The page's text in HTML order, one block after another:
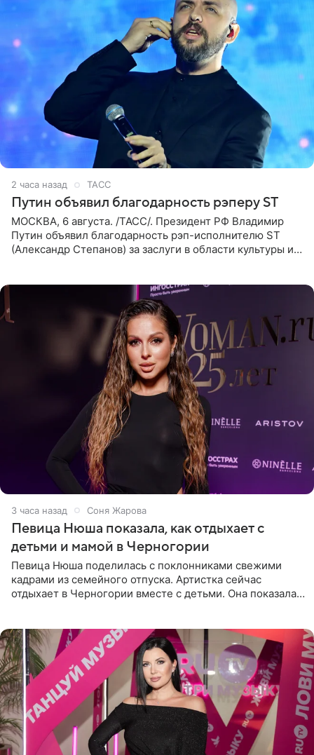
2 часа назад ТАСС
Путин объявил благодарность рэперу ST
МОСКВА, 6 августа. /ТАСС/. Президент РФ Владимир
Путин объявил благодарность рэп-исполнителю ST
(Александр Степанов) за заслуги в области культуры и
3 часа назад Соня Жарова
Певица Нюша показала, как отдыхает с
детьми и мамой в Черногории
Певица Нюша поделилась с поклонниками свежими
кадрами из семейного отпуска. Артистка сейчас
отдыхает в Черногории вместе с детьми. Она показала,